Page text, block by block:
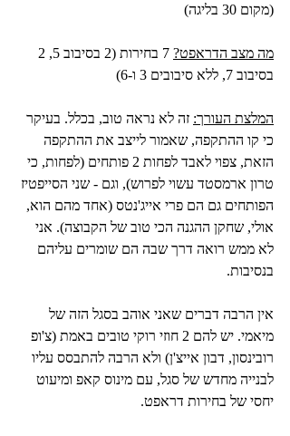
(מקום 30 בליגה)
מה מצב הדראפט?
בסיבוב 7, ללא סיבובים 3 ו-6)
המלצת העורך: זה לא נראה טוב, בכלל. בעיקר
כי קו ההתקפה, שאמור לייצב את ההתקפה
הזאת, צפוי לאבד לפחות 2 פותחים (לפחות, כי
טרון ארמסטד עשוי לפרוש), וגם - שני הסייפטיז
הפותחים גם הם פרי אייג'נטס (אחד מהם הוא,
אולי, שחקן ההגנה הכי טוב של הקבוצה). אני
לא ממש רואה דרך שבה הם שומרים עליהם
בנסיבות.
אין הרבה דברים שאני אוהב בסגל הזה של
מיאמי. יש להם 2 חוזי רוקי טובים באמת (צ'ופ
רובינסון, דבון אייצ'ן) ולא הרבה להתבסס עליו
לבנייה מחדש של סגל, עם מינוס קאפ ומיעוט
יחסי של בחירות דראפט.